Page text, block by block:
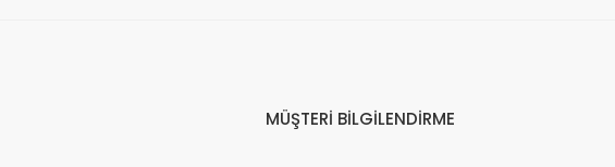
MÜŞTERİ BİLGİLENDİRME